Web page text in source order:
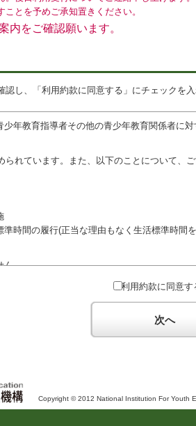
とを予めご承知置きください。
内をご確認願います。
し、「利用約款に同意する」にチェックを入
年教育指導者その他の青少年教育関係者に
られています。また、以下のことについて、
準時間の履行(正当な理由もなく生活標準時間
ん。
するための政治教育その他の政治的活動を目
するための宗教教育その他の宗教的活動を
の活動をアピールする活動等)
た決まりやマナーを守るとともに、他の利用
利用約款に同意す
次へ
Copyright © 2012 National Institution For Youth